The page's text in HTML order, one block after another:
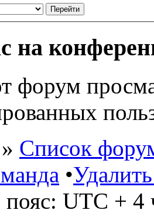
на
форум
» Список
•
UTC + 4